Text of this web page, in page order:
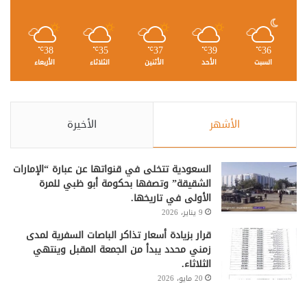
36
℃
السبت
39
℃
الأحد
37
℃
الأثنين
35
℃
الثلاثاء
38
℃
الأربعاء
الأشهر الأخيرة
السعودية تتخلى في قنواتها عن عبارة “الإمارات
الشقيقة” وتصفها بحكومة أبو ظبي للمرة
الأولى في تاريخها.
9 يناير، 2026
قرار بزيادة أسعار تذاكر الباصات السفرية لمدى
زمني محدد يبدأ من الجمعة المقبل وينتهي
الثلاثاء.
20 مايو، 2026